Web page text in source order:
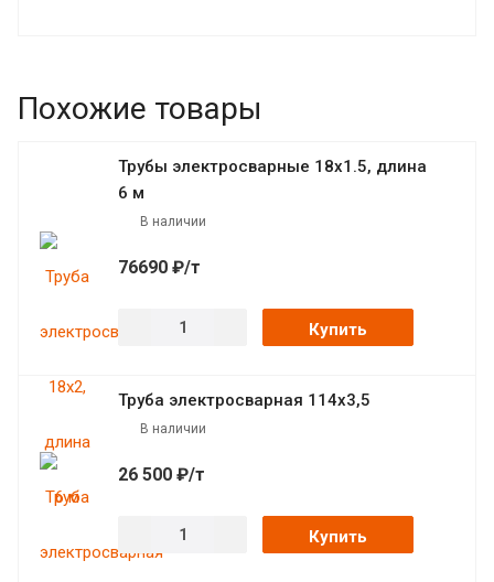
Похожие товары
Трубы электросварные 18х1.5, длина
6 м
В наличии
76690 ₽/т
Купить
Труба электросварная 114х3,5
В наличии
26 500 ₽/т
Купить